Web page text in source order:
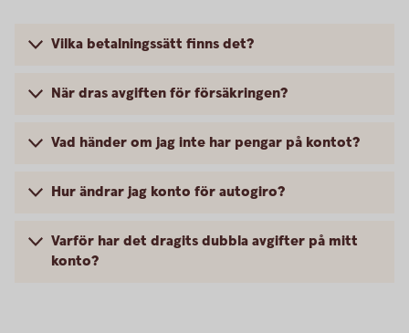
Vilka betalningssätt finns det?
När dras avgiften för försäkringen?
Vad händer om jag inte har pengar på kontot?
Hur ändrar jag konto för autogiro?
Varför har det dragits dubbla avgifter på mitt
konto?